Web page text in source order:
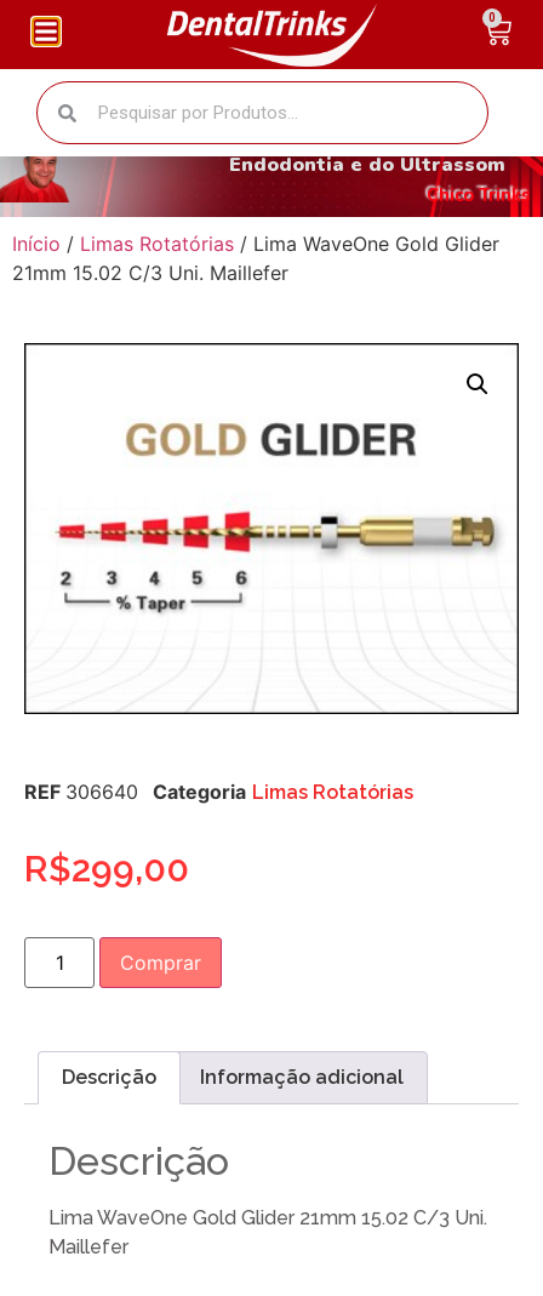
O fantástico mundo da
Endodontia e do Ultrassom
Chico Trinks
Início / Limas Rotatórias / Lima WaveOne Gold Glider
21mm 15.02 C/3 Uni. Maillefer
REF 306640 Categoria Limas Rotatórias
R$299,00
Comprar
Descrição Informação adicional
Descrição
Lima WaveOne Gold Glider 21mm 15.02 C/3 Uni.
Maillefer
0